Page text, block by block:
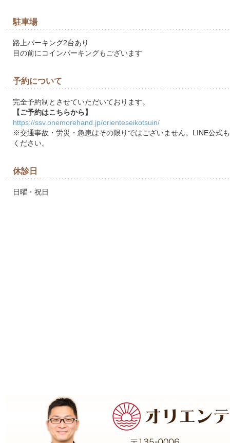
駐車場
路上パーキング2台あり
目の前にコインパーキングもございます
予約について
完全予約制とさせていただいております。
【ご予約はこちらから】
https://ssv.onemorehand.jp/orienteseikotsuin/
※交通事故・労災・急患はその限りではございません。LINE公式
ください。
休診日
日曜・祝日